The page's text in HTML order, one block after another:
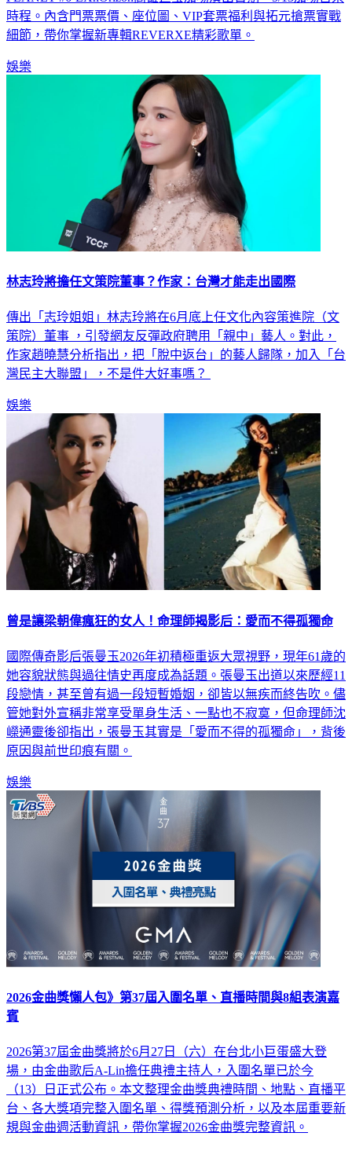
時程。內含門票票價、座位圖、VIP套票福利與拓元搶票實戰
細節，帶你掌握新專輯REVERXE精彩歌單。
娛樂
林志玲將擔任文策院董事？作家：台灣才能走出國際
傳出「志玲姐姐」林志玲將在6月底上任文化內容策進院（文
策院）董事 ，引發網友反彈政府聘用「親中」藝人。對此，
作家趙曉慧分析指出，把「脫中返台」的藝人歸隊，加入「台
灣民主大聯盟」，不是件大好事嗎？
娛樂
曾是讓梁朝偉瘋狂的女人！命理師揭影后：愛而不得孤獨命
國際傳奇影后張曼玉2026年初積極重返大眾視野，現年61歲的
她容貌狀態與過往情史再度成為話題。張曼玉出道以來歷經11
段戀情，甚至曾有過一段短暫婚姻，卻皆以無疾而終告吹。儘
管她對外宣稱非常享受單身生活、一點也不寂寞，但命理師沈
嶸通靈後卻指出，張曼玉其實是「愛而不得的孤獨命」，背後
原因與前世印痕有關。
娛樂
2026金曲獎懶人包》第37屆入圍名單、直播時間與8組表演嘉
賓
2026第37屆金曲獎將於6月27日（六）在台北小巨蛋盛大登
場，由金曲歌后A-Lin擔任典禮主持人，入圍名單已於今
（13）日正式公布。本文整理金曲獎典禮時間、地點、直播平
台、各大獎項完整入圍名單、得獎預測分析，以及本屆重要新
規與金曲週活動資訊，帶你掌握2026金曲獎完整資訊。